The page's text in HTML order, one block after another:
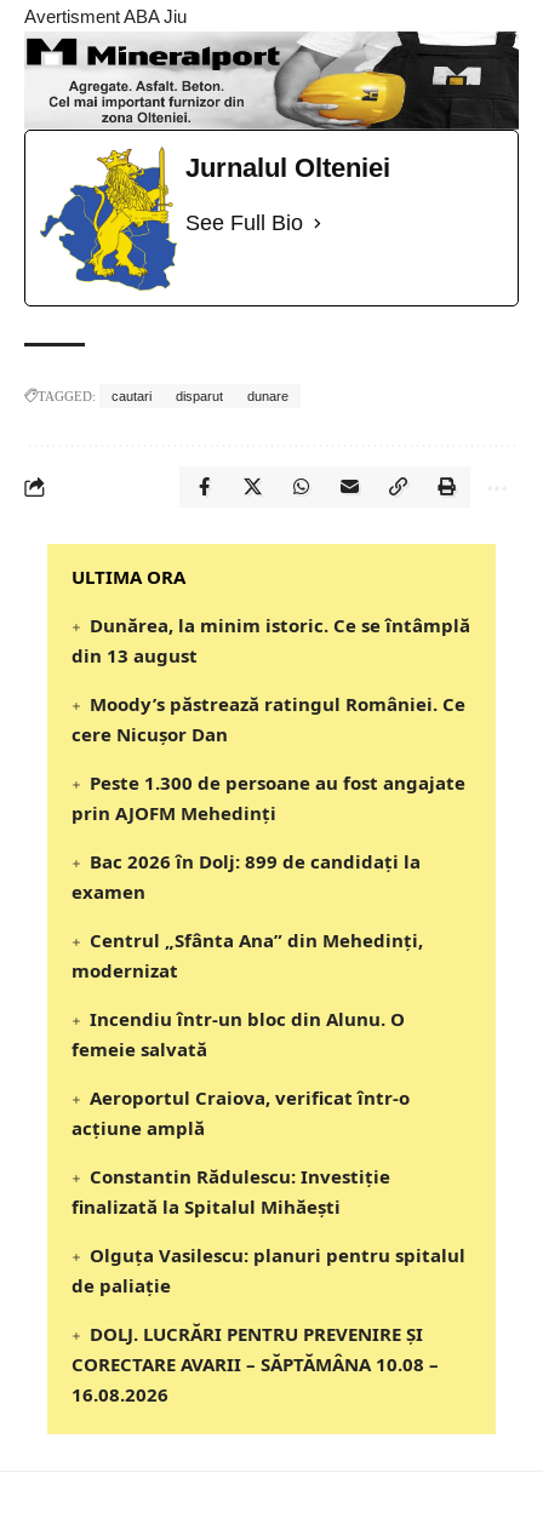
Avertisment ABA Jiu
Jurnalul Olteniei
See Full Bio
TAGGED: cautari disparut dunare
‎‎‎‎‎‎‎ULTIMA ORA
Dunărea, la minim istoric. Ce se întâmplă
din 13 august
Moody’s păstrează ratingul României. Ce
cere Nicușor Dan
Peste 1.300 de persoane au fost angajate
prin AJOFM Mehedinți
Bac 2026 în Dolj: 899 de candidați la
examen
Centrul „Sfânta Ana” din Mehedinți,
modernizat
Incendiu într-un bloc din Alunu. O
femeie salvată
Aeroportul Craiova, verificat într-o
acțiune amplă
Constantin Rădulescu: Investiție
finalizată la Spitalul Mihăești
Olguța Vasilescu: planuri pentru spitalul
de paliație
DOLJ. LUCRĂRI PENTRU PREVENIRE ȘI
CORECTARE AVARII – SĂPTĂMÂNA 10.08 –
16.08.2026